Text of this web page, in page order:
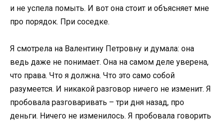
и не успела помыть. И вот она стоит и объясняет мне
про порядок. При соседке.
Я смотрела на Валентину Петровну и думала: она
ведь даже не понимает. Она на самом деле уверена,
что права. Что я должна. Что это само собой
разумеется. И никакой разговор ничего не изменит. Я
пробовала разговаривать – три дня назад, про
деньги. Ничего не изменилось. Я пробовала говорить